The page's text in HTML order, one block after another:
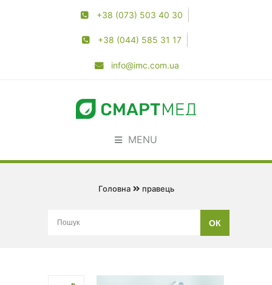
+38 (073) 503 40 30
+38 (044) 585 31 17
info@imc.com.ua
MENU
Головна правець